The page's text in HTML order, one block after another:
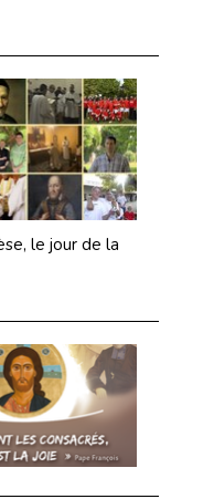
le jour de la